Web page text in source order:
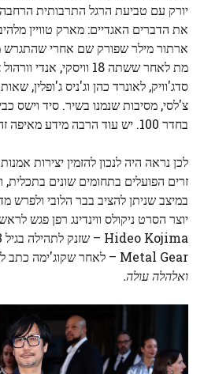
יורק עם טביעת הרגל התרבותית
את הדברים האגדיים: מארק טוויין
ארתור מילר שפורק שם אחרי שהתגרש
מת לאחר ששתה 18 וויסקי, אנדי וורהול צילם
סדג'וויק, לאונרד כהן וג'ניס ג'ופלין,
צ'לסי, מסיבות שנמנו בשיר. סיד וישס
בחדר 100. יש עוד הרבה מידע מאיפה זה הגיע.
זרים הפועלים בתחומים שונים
במיצב שניתן להציב בבר הלובי ולפרש
יוצר הסרט ניקולס ווינדינג רפן פגש
Metal Gear – לאחר שקוג'ימה כתב ל-Refn על כמה הוא אוהב.
ואלהלה עולה.